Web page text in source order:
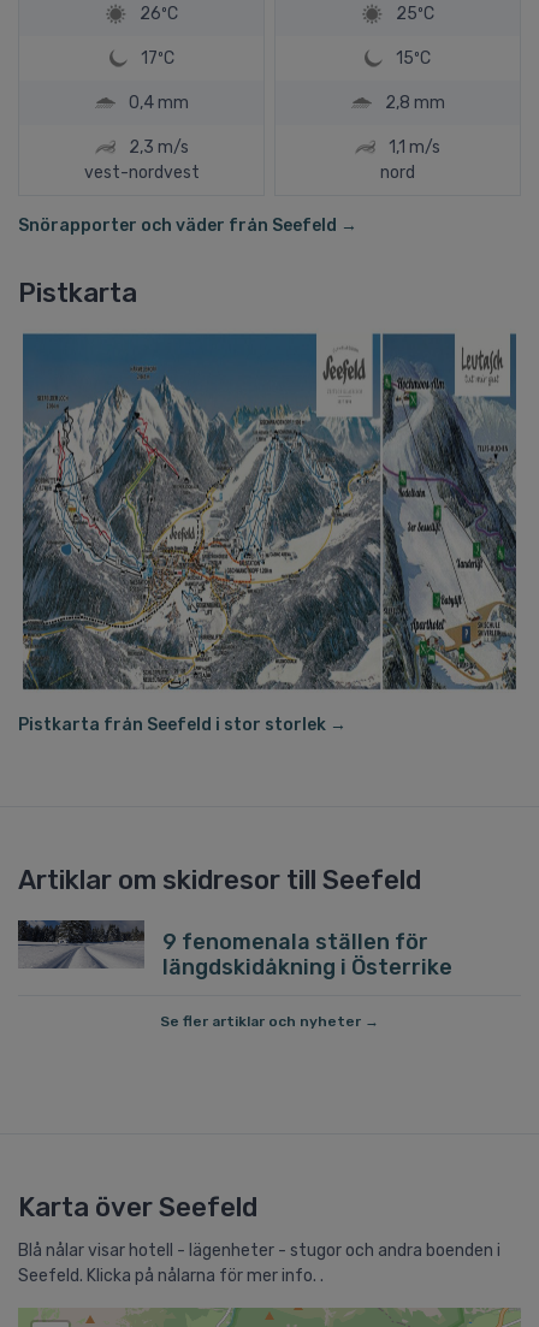
26ºC
17ºC
0,4 mm
2,3 m/s
vest-nordvest
25ºC
15ºC
2,8 mm
1,1 m/s
nord
Snörapporter och väder från Seefeld →
Pistkarta
Pistkarta från Seefeld i stor storlek →
Artiklar om skidresor till Seefeld
9 fenomenala ställen för
längdskidåkning i Österrike
Se fler artiklar och nyheter →
Karta över Seefeld
Blå nålar visar hotell - lägenheter - stugor och andra boenden i
Seefeld. Klicka på nålarna för mer info. .